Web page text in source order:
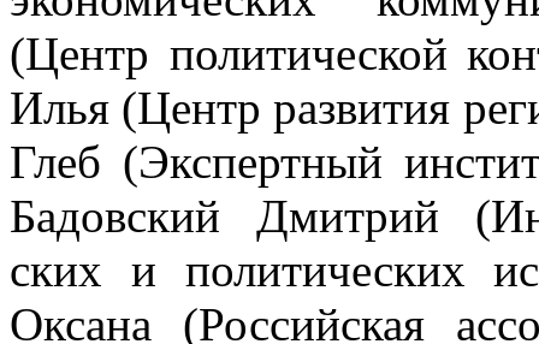
(Центр по­ли­ти­че­ской
Илья (Центр раз­ви­тия
Глеб (Экс­перт­ный
Ба­дов­ский Дмит­рий
ских и по­ли­ти­че­ских
Ок­са­на (Рос­сий­ская